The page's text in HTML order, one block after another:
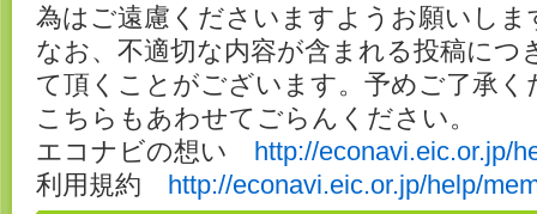
為はご遠慮くださいますようお願いしま
なお、不適切な内容が含まれる投稿につ
て頂くことがございます。予めご了承く
こちらもあわせてごらんください。
エコナビの想い http://econavi.eic.or.jp/
利用規約 http://econavi.eic.or.jp/help/